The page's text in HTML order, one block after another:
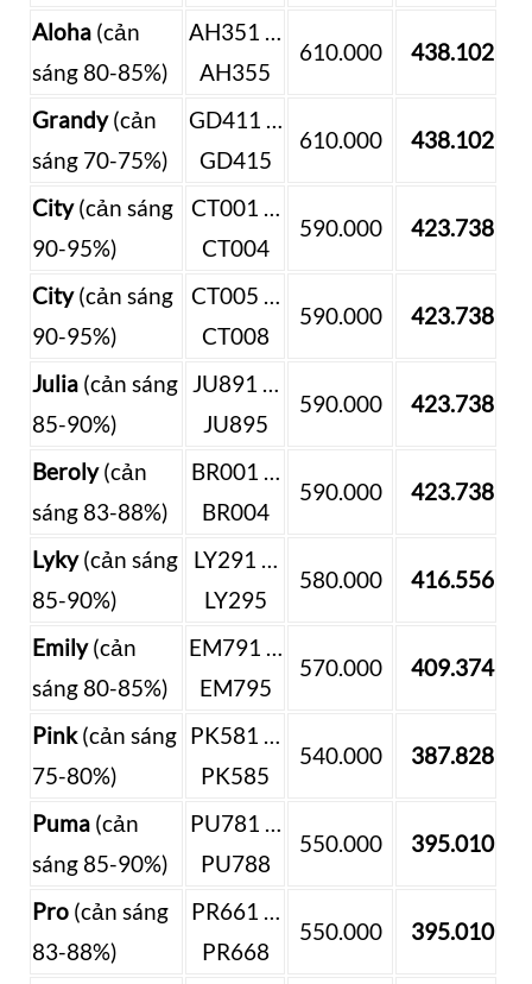
Aloha (cản
sáng 80-85%)
AH351 …
AH355
610.000 438.102
Grandy(cản
sáng 70-75%)
GD411 …
GD415
610.000 438.102
City(cản sáng
90-95%)
CT001 …
CT004
590.000 423.738
City(cản sáng
90-95%)
CT005 …
CT008
590.000 423.738
Julia (cản sáng
85-90%)
JU891 …
JU895
590.000 423.738
Beroly(cản
sáng 83-88%)
BR001 …
BR004
590.000 423.738
Lyky(cản sáng
85-90%)
LY291 …
LY295
580.000 416.556
Emily(cản
sáng 80-85%)
EM791 …
EM795
570.000 409.374
Pink(cản sáng
75-80%)
PK581 …
PK585
540.000 387.828
Puma (cản
sáng 85-90%)
PU781 …
PU788
550.000 395.010
Pro (cản sáng
83-88%)
PR661 …
PR668
550.000 395.010